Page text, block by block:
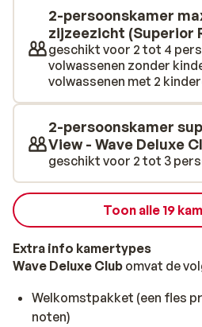
lekkere snack. Heerlijk relaxen
fantastische wellness van het
onder in heerlijke
een uitgebreide massage. Wil
Met de gratis shuttle kun je
Pomorie.
2-persoonskamer
zijzeezicht (Superior
geschikt voor 2 tot 4
volwassenen zonder
volwassenen met 2
2-persoonskamer
View - Wave Deluxe
geschikt voor 2 tot 3
Toon alle 19
Extra info kamertypes
Wave Deluxe Club omvat de
Welkomstpakket (een fles
noten)